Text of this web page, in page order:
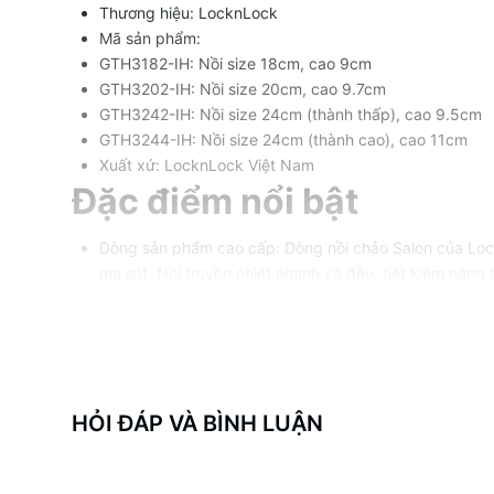
Thương hiệu: LocknLock
Mã sản phẩm:
GTH3182-IH: Nồi size 18cm, cao 9cm
GTH3202-IH: Nồi size 20cm, cao 9.7cm
GTH3242-IH: Nồi size 24cm (thành thấp), cao 9.5cm
GTH3244-IH: Nồi size 24cm (thành cao), cao 11cm
Xuất xứ: LocknLock Việt Nam
Đặc điểm nổi bật
Dòng sản phẩm cao cấp: Dòng nồi chảo Salon của
Lớp phủ Ceramic chống dính cao cấp: Bề mặt nồi
Nắp nồi tiện lợi: Quai nắp làm từ nhựa tổng hợp, cách
HỎI ĐÁP VÀ BÌNH LUẬN